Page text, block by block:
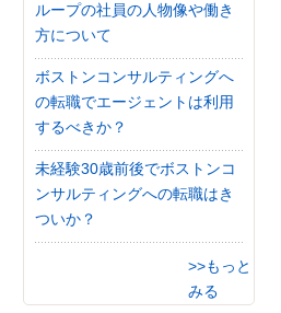
ループの社員の人物像や働き
方について
ボストンコンサルティングへ
の転職でエージェントは利用
するべきか？
未経験30歳前後でボストンコ
ンサルティングへの転職はき
ついか？
>>もっと
みる